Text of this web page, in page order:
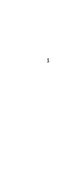
1